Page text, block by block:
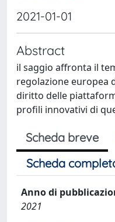
2021-01-01
Abstract
il saggio affronta il
regolazione europea
diritto delle
profili innovativi di
Scheda breve
Scheda
Anno di
2021